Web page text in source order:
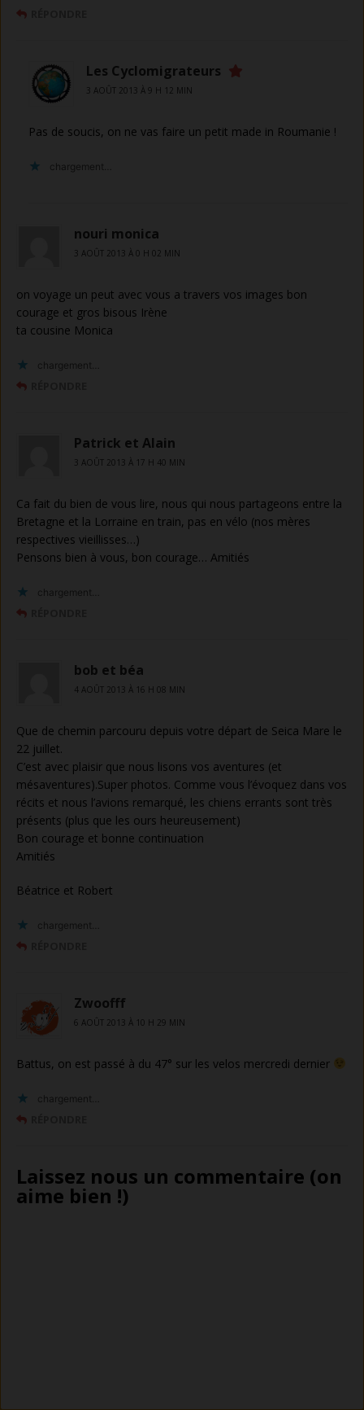
Les Cyclomigrateurs
3 AOÛT 2013 À 9 H 12 MIN
Pas de soucis, on ne vas faire un petit made in Roumanie !
chargement…
nouri monica
3 AOÛT 2013 À 0 H 02 MIN
on voyage un peut avec vous a travers vos images bon
courage et gros bisous Irène
ta cousine Monica
chargement…
Patrick et Alain
3 AOÛT 2013 À 17 H 40 MIN
Ca fait du bien de vous lire, nous qui nous partageons entre la
Bretagne et la Lorraine en train, pas en vélo (nos mères
respectives vieillisses…)
Pensons bien à vous, bon courage… Amitiés
chargement…
bob et béa
4 AOÛT 2013 À 16 H 08 MIN
Que de chemin parcouru depuis votre départ de Seica Mare le
22 juillet.
C’est avec plaisir que nous lisons vos aventures (et
mésaventures).Super photos. Comme vous l’évoquez dans vos
récits et nous l’avions remarqué, les chiens errants sont très
présents (plus que les ours heureusement)
Bon courage et bonne continuation
Amitiés
Béatrice et Robert
chargement…
Zwoofff
6 AOÛT 2013 À 10 H 29 MIN
Battus, on est passé à du 47° sur les velos mercredi dernier
chargement…
Laissez nous un commentaire (on
aime bien !)